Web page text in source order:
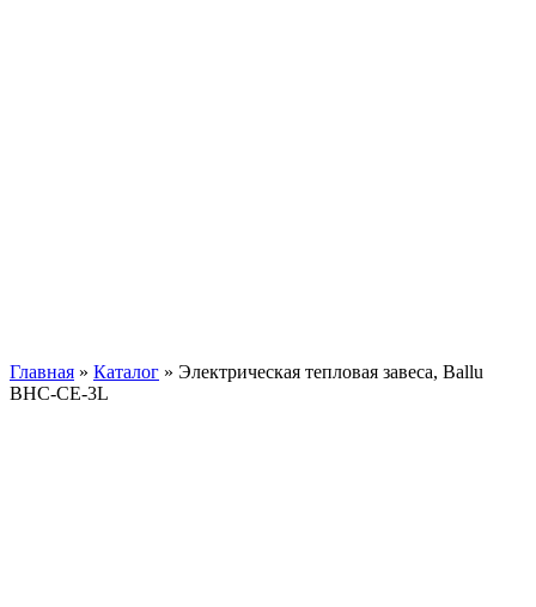
Главная » Каталог » Электрическая тепловая завеса, Ballu
BHC-CE-3L